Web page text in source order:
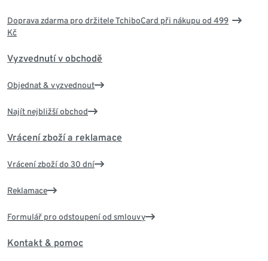
Doprava zdarma pro držitele TchiboCard při nákupu od 499
Kč
Vyzvednutí v obchodě
Objednat & vyzvednout
Najít nejbližší obchod
Vrácení zboží a reklamace
Vrácení zboží do 30 dní
Reklamace
Formulář pro odstoupení od smlouvy
Kontakt & pomoc